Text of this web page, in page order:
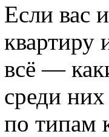
Если вас
квартиру
всё —
среди
по типам